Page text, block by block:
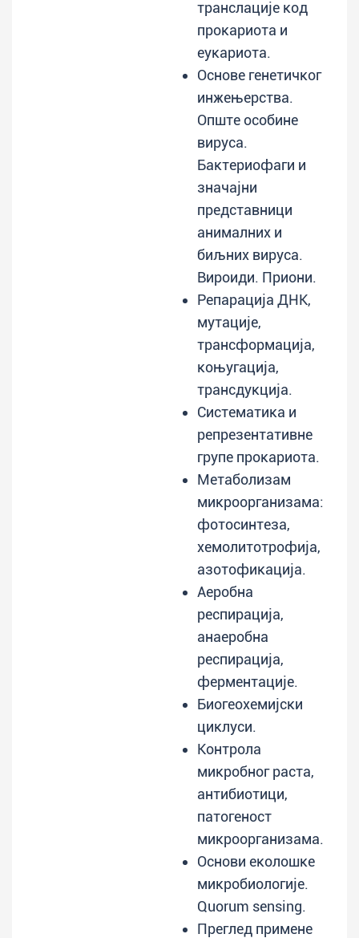
транслације код
прокариота и
еукариота.
Основе генетичког
инжењерства.
Опште особине
вируса.
Бактериофаги и
значајни
представници
анималних и
биљних вируса.
Вироиди. Приони.
Репарација ДНК,
мутације,
трансформација,
коњугација,
трансдукција.
Систематика и
репрезентативне
групе прокариота.
Метаболизам
микроорганизама:
фотосинтеза,
хемолитотрофија,
азотофикација.
Аеробна
респирација,
анаеробна
респирација,
ферментације.
Биогеохемијски
циклуси.
Контрола
микробног раста,
антибиотици,
патогеност
микроорганизама.
Основи еколошке
микробиологије.
Quorum sensing.
Преглед примене